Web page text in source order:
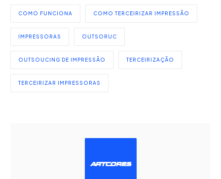
COMO FUNCIONA COMO TERCEIRIZAR IMPRESSÃO
IMPRESSORAS OUTSORUC
OUTSOUCING DE IMPRESSÃO TERCEIRIZAÇÃO
TERCEIRIZAR IMPRESSORAS